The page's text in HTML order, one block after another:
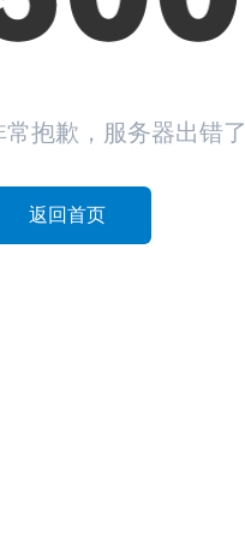
常抱歉，服务器出错了
返回首页